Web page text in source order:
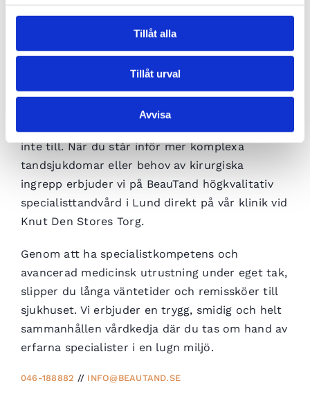
Tillåt alla
Tillåt urval
Avvisa
Specialisttandvård för dig
inte till. När du står inför mer komplexa
tandsjukdomar eller behov av kirurgiska
ingrepp erbjuder vi på BeauTand högkvalitativ
specialisttandvård i Lund direkt på vår klinik vid
Knut Den Stores Torg.
Genom att ha specialistkompetens och
avancerad medicinsk utrustning under eget tak,
slipper du långa väntetider och remissköer till
sjukhuset. Vi erbjuder en trygg, smidig och helt
sammanhållen vårdkedja där du tas om hand av
erfarna specialister i en lugn miljö.
046-188882 // INFO@BEAUTAND.SE